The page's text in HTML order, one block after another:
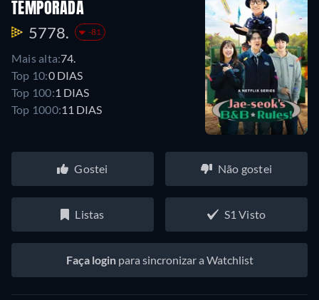
TEMPORADA
5778. -81
Mais alta:74.
Top 10:0 DIAS
Top 100:1 DIAS
Top 1000:11 DIAS
Gostei Não gostei
Listas S1 Visto
Faça loginpara sincronizar a Watchlist